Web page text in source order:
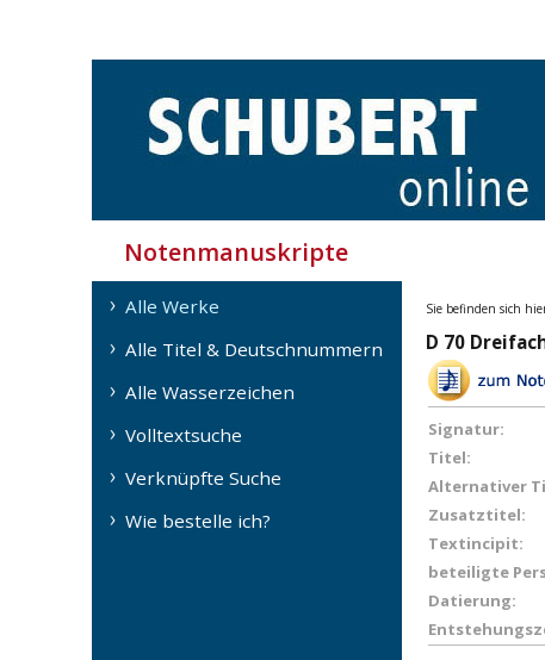
Notenmanuskripte
Alle Werke
Alle Titel & Deutschnummern
Alle Wasserzeichen
Volltextsuche
Verknüpfte Suche
Wie bestelle ich?
Sie befinden sich
D 70
Signatur:
Titel:
Alternativer
Zusatztitel:
Textincipit:
beteiligte
Datierung: